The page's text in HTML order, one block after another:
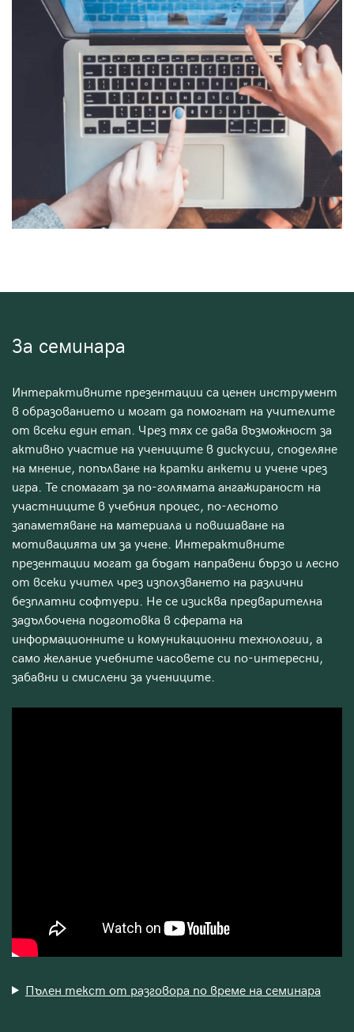
За семинара
Интерактивните презентации са ценен инструмент
в образованието и могат да помогнат на учителите
от всеки един етап. Чрез тях се дава възможност за
активно участие на учениците в дискусии, споделяне
на мнение, попълване на кратки анкети и учене чрез
игра. Те спомагат за по-голямата ангажираност на
участниците в учебния процес, по-лесното
запаметяване на материала и повишаване на
мотивацията им за учене. Интерактивните
презентации могат да бъдат направени бързо и лесно
от всеки учител чрез използването на различни
безплатни софтуери. Не се изисква предварителна
задълбочена подготовка в сферата на
информационните и комуникационни технологии, а
само желание учебните часовете си по-интересни,
забавни и смислени за учениците.
Пълен текст от разговора по време на семинара